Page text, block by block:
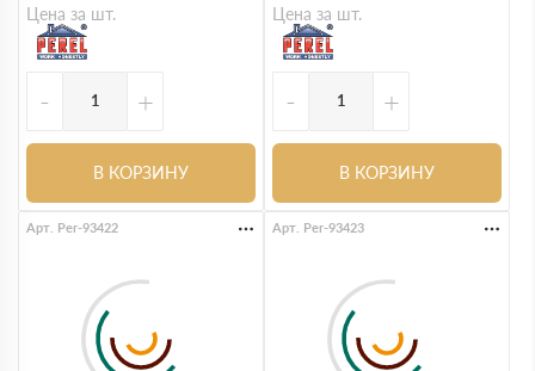
Цена за шт.
- +
В КОРЗИНУ
Цена за шт.
- +
В КОРЗИНУ
Арт. Per-93422 Арт. Per-93423